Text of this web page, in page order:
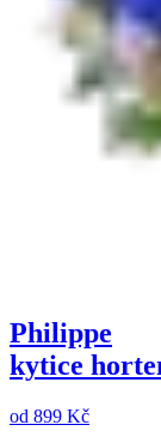
Philippe
kytice
od 899 Kč